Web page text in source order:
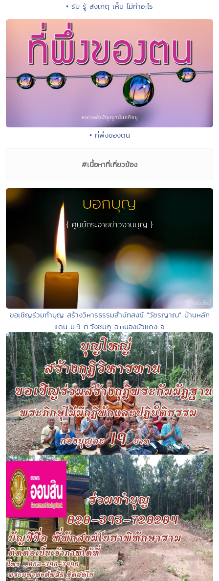
• รับ รู้ สังเกตุ เห็น ไม่ทำอะไร
• ที่พึ่งของตน
#เนื้อหาที่เกี่ยวข้อง
ขอเชิญร่วมทำบุญ สร้างวิหารธรรมสำนักสงฆ์ "วัชรญาณ" บ้านหลัก
แดน ม.9 ต.วังชมภู อ.หนองบัวแดง จ